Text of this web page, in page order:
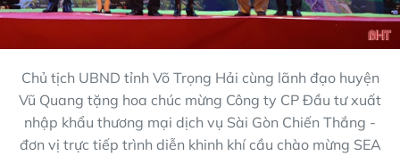
Chủ tịch UBND tỉnh Võ Trọng Hải cùng lãnh đạo huyện
Vũ Quang tặng hoa chúc mừng Công ty CP Đầu tư xuất
nhập khẩu thương mại dịch vụ Sài Gòn Chiến Thắng -
đơn vị trực tiếp trình diễn khinh khí cầu chào mừng SEA